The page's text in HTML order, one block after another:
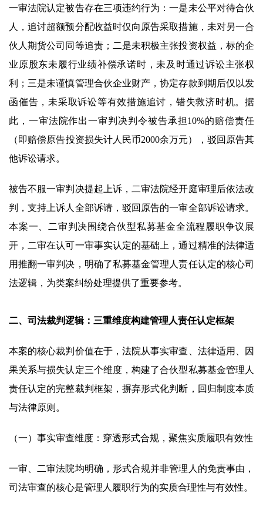
一审法院认定被告存在三项违约行为：一是未公平对待合伙
人，追讨超额预分配收益时仅向原告采取措施，未对另一合
伙人期货公司同等追责；二是未积极主张投资权益，标的企
业原股东未履行业绩补偿承诺时，未及时通过诉讼主张权
利；三是未谨慎管理合伙企业财产，协定存款到期后仅以发
函催告，未采取诉讼等有效措施追讨，错失救济时机。据
此，一审法院作出一审判决判令被告承担10%的赔偿责任
（即赔偿原告投资损失计人民币2000余万元），驳回原告其
他诉讼请求。
被告不服一审判决提起上诉，二审法院经开庭审理后依法改
判，支持上诉人全部诉请，驳回原告的一审全部诉讼请求。
本案一、二审判决围绕合伙型私募基金全流程履职争议展
开，二审在认可一审事实认定的基础上，通过精准的法律适
用推翻一审判决，明确了私募基金管理人责任认定的核心司
法逻辑，为类案纠纷处理提供了重要参考。
二、司法裁判逻辑：三重维度构建管理人责任认定框架
本案的核心裁判价值在于，法院从事实审查、法律适用、因
果关系与损失认定三个维度，构建了合伙型私募基金管理人
责任认定的完整裁判框架，摒弃形式化判断，回归制度本质
与法律原则。
（一）事实审查维度：穿透形式合规，聚焦实质履职有效性
一审、二审法院均明确，形式合规并非管理人的免责事由，
司法审查的核心是管理人履职行为的实质合理性与有效性。